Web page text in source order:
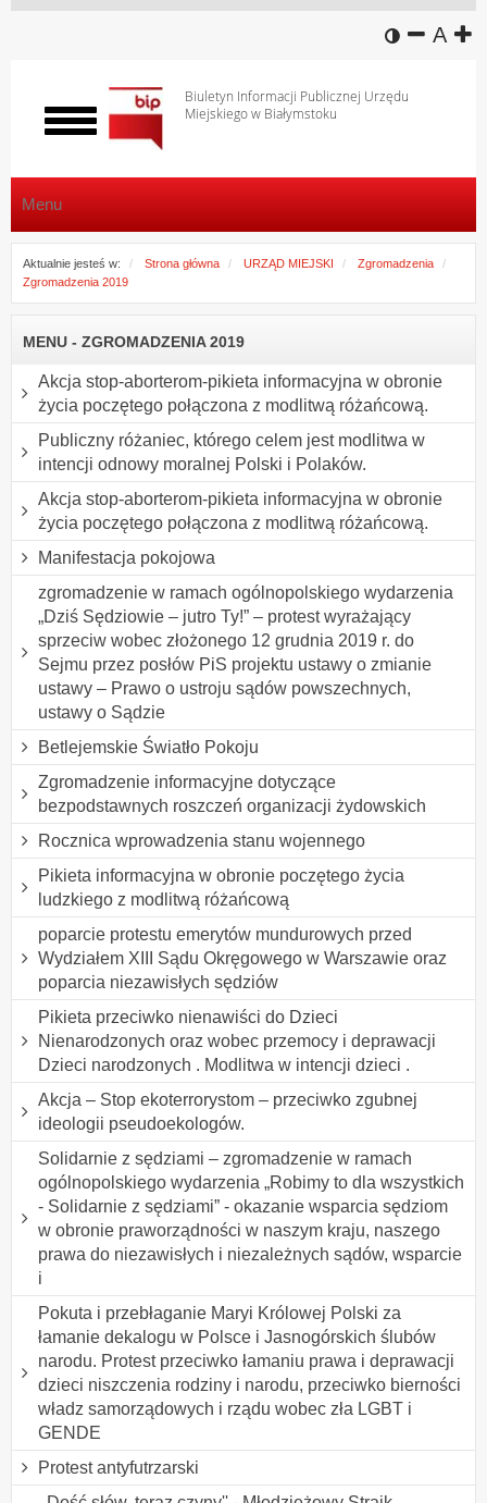
wersja
A
Biuletyn Informacji Publicznej Urzędu
Miejskiego w Białymstoku
Włącz
menu
Menu
Aktualnie jesteś w: Strona główna URZĄD MIEJSKI
Zgromadzenia
Zgromadzenia 2019
MENU - ZGROMADZENIA 2019
Akcja stop-aborterom-pikieta informacyjna w obronie
życia poczętego połączona z modlitwą różańcową.
Publiczny różaniec, którego celem jest modlitwa w
intencji odnowy moralnej Polski i Polaków.
Akcja stop-aborterom-pikieta informacyjna w obronie
życia poczętego połączona z modlitwą różańcową.
Manifestacja pokojowa
zgromadzenie w ramach ogólnopolskiego wydarzenia
„Dziś Sędziowie – jutro Ty!” – protest wyrażający
sprzeciw wobec złożonego 12 grudnia 2019 r. do
Sejmu przez posłów PiS projektu ustawy o zmianie
ustawy – Prawo o ustroju sądów powszechnych,
ustawy o Sądzie
Betlejemskie Światło Pokoju
Zgromadzenie informacyjne dotyczące
bezpodstawnych roszczeń organizacji żydowskich
Rocznica wprowadzenia stanu wojennego
Pikieta informacyjna w obronie poczętego życia
ludzkiego z modlitwą różańcową
poparcie protestu emerytów mundurowych przed
Wydziałem XIII Sądu Okręgowego w Warszawie oraz
poparcia niezawisłych sędziów
Pikieta przeciwko nienawiści do Dzieci
Nienarodzonych oraz wobec przemocy i deprawacji
Dzieci narodzonych . Modlitwa w intencji dzieci .
Akcja – Stop ekoterrorystom – przeciwko zgubnej
ideologii pseudoekologów.
Solidarnie z sędziami – zgromadzenie w ramach
ogólnopolskiego wydarzenia „Robimy to dla wszystkich
- Solidarnie z sędziami” - okazanie wsparcia sędziom
w obronie praworządności w naszym kraju, naszego
prawa do niezawisłych i niezależnych sądów, wsparcie
i
Pokuta i przebłaganie Maryi Królowej Polski za
łamanie dekalogu w Polsce i Jasnogórskich ślubów
narodu. Protest przeciwko łamaniu prawa i deprawacji
dzieci niszczenia rodziny i narodu, przeciwko bierności
władz samorządowych i rządu wobec zła LGBT i
GENDE
Protest antyfutrzarski